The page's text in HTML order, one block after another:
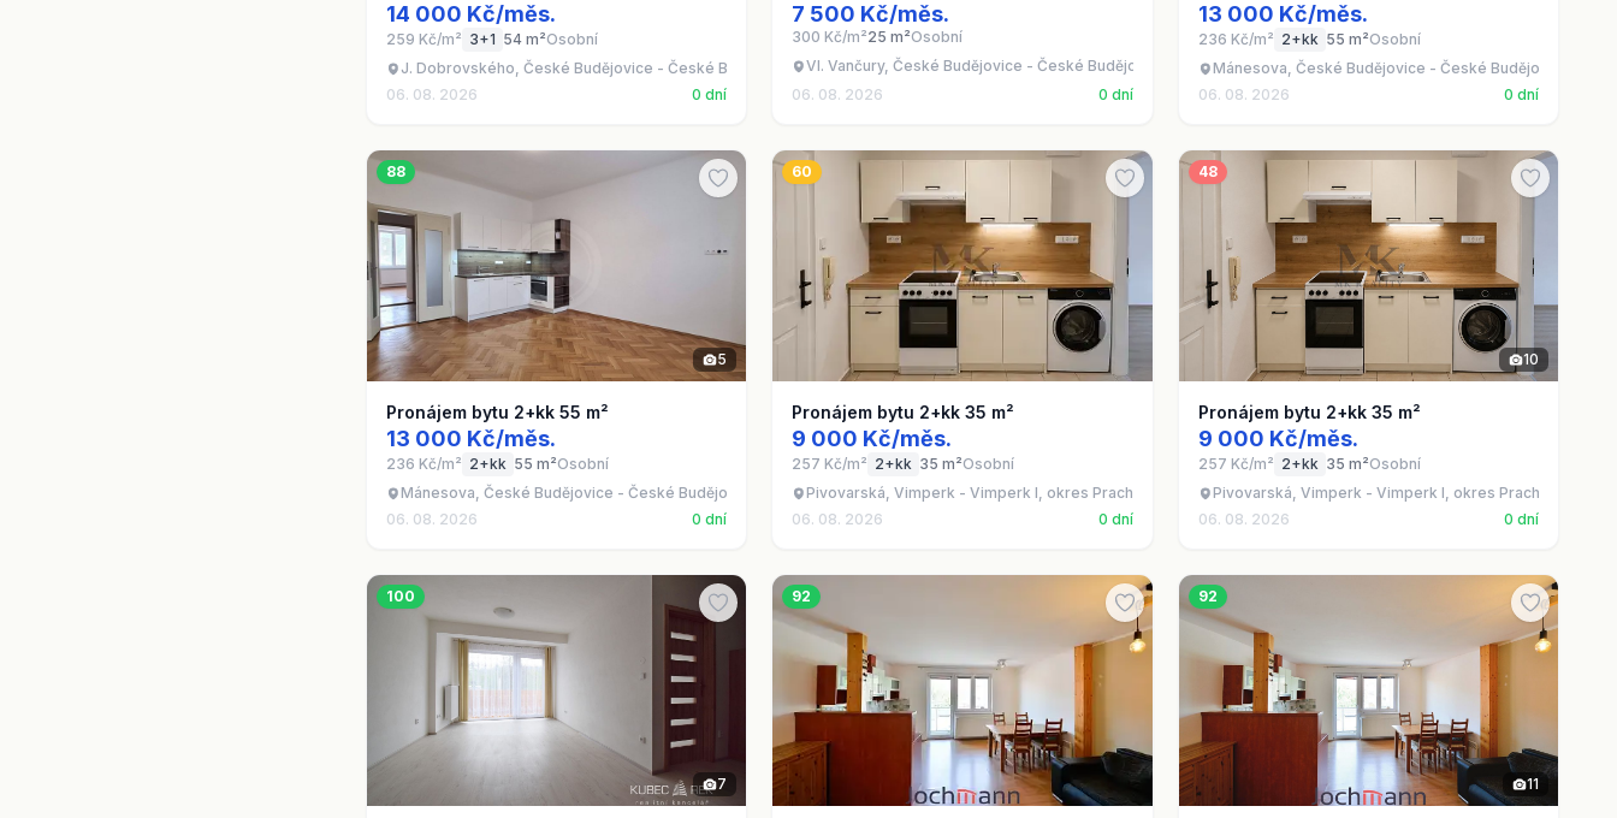
14 000 Kč/měs.
259 Kč/m² 3+1 54 m²Osobní
J. Dobrovského, České Budějovice - České Budějovice 5
06. 08. 2026
0 dní
7 500 Kč/měs.
300 Kč/m²25 m²Osobní
Vl. Vančury, České Budějovice - České Budějovice 5
06. 08. 2026
0 dní
13 000 Kč/měs.
236 Kč/m² 2+kk 55 m²Osobní
Mánesova, České Budějovice - České Budějovice 6
06. 08. 2026
0 dní
88
5
Pronájem bytu 2+kk 55 m²
13 000 Kč/měs.
236 Kč/m² 2+kk 55 m²Osobní
Mánesova, České Budějovice - České Budějovice 6
06. 08. 2026
0 dní
60
Pronájem bytu 2+kk 35 m²
9 000 Kč/měs.
257 Kč/m² 2+kk 35 m²Osobní
Pivovarská, Vimperk - Vimperk I, okres Prachatice
06. 08. 2026
0 dní
48
10
Pronájem bytu 2+kk 35 m²
9 000 Kč/měs.
257 Kč/m² 2+kk 35 m²Osobní
Pivovarská, Vimperk - Vimperk I, okres Prachatice
06. 08. 2026
0 dní
100
7
92 92
11